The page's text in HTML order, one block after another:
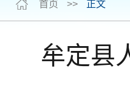
首页 >> 正文
牟定县